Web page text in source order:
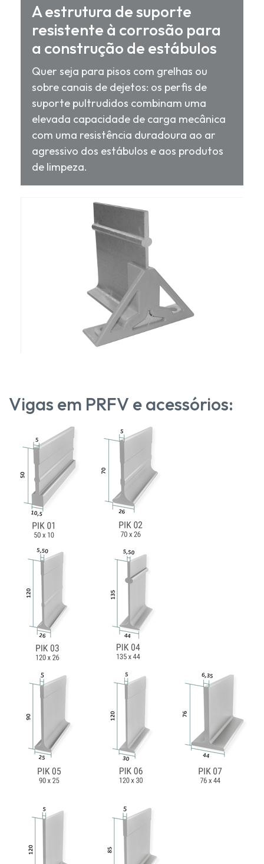
A estrutura de suporte
resistente à corrosão para
a construção de estábulos
Quer seja para pisos com grelhas ou
sobre canais de dejetos: os perfis de
suporte pultrudidos combinam uma
elevada capacidade de carga mecânica
com uma resistência duradoura ao ar
agressivo dos estábulos e aos produtos
de limpeza.
Vigas em PRFV e acessórios: